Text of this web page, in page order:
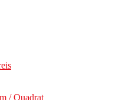
/ Quadrat